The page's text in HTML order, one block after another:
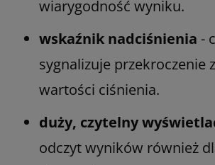
wiarygodność wyniku.
wskaźnik nadciśnienia -
sygnalizuje przekroczenie
wartości ciśnienia.
duży, czytelny
odczyt wyników również